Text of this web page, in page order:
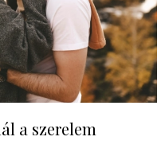
a szerelem